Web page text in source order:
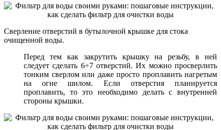
Сверление отверстий в бутылочной крышке для стока
очищенной воды.
Перед тем как закрутить крышку на резьбу, в ней
следует сделать 6÷7 отверстий. Их можно просверлить
тонким сверлом или даже просто проплавить нагретым
на огне шилом. Если отверстия планируется
проплавить, то это необходимо делать с внутренней
стороны крышки.